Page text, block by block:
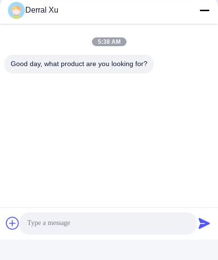
Etiquetas:
Módulo Del Transmisor-Receptor De SFP
Derral Xu
5:38 AM
Good day, what product are you looking for?